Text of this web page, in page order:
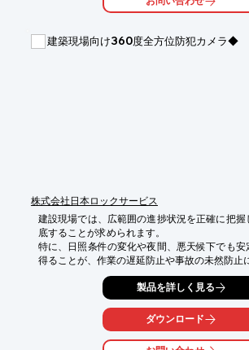
・異常を早期に検知し、迅速な対応を可能に
建築現場向け360度全方位防犯カメラ◆
株式会社日本ロックサービス
建設現場では、広範囲の進捗状況を正確に把握
底することが求められます。
特に、日照条件の変化や夜間、悪天候下でも安
得ることが、作業の遅延防止や事故の未然防止
作業員が不在の際や夜間などに狙われる盗難
【活用シーン】
・広大な敷地の全体像の把握
・資材置き場や重機の監視
製品を詳しく見る
ダウンロード